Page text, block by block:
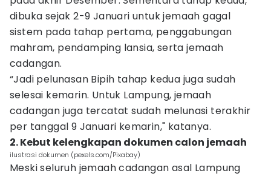
dibuka sejak 2-9 Januari untuk jemaah gagal
sistem pada tahap pertama, penggabungan
mahram, pendamping lansia, serta jemaah
cadangan.
“Jadi pelunasan Bipih tahap kedua juga sudah
selesai kemarin. Untuk Lampung, jemaah
cadangan juga tercatat sudah melunasi terakhir
per tanggal 9 Januari kemarin," katanya.
2. Kebut kelengkapan dokumen calon jemaah
ilustrasi dokumen (pexels.com/Pixabay)
Meski seluruh jemaah cadangan asal Lampung